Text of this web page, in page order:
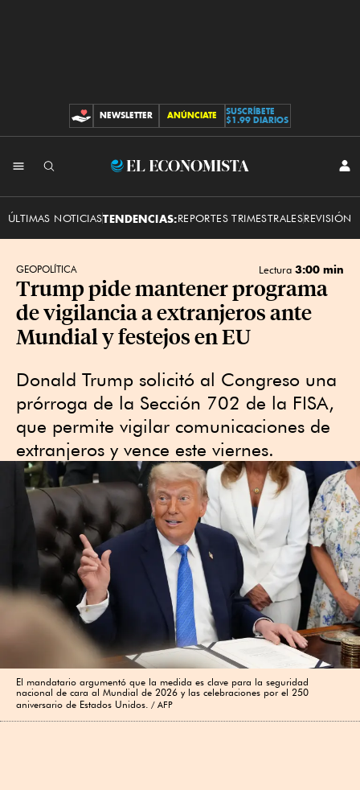
CONTRIBUCIONES
NEWSLETTER ANÚNCIATE
SUSCRÍBETE
$1.99 DIARIOS
El
ÚLTIMAS NOTICIASTENDENCIAS:REPORTES TRIMESTRALESREVISIÓN
GEOPOLÍTICA Lectura 3:00 min
Trump pide mantener programa
de vigilancia a extranjeros ante
Mundial y festejos en EU
Donald Trump solicitó al Congreso una
prórroga de la Sección 702 de la FISA,
que permite vigilar comunicaciones de
extranjeros y vence este viernes.
El mandatario argumentó que la medida es clave para la seguridad
nacional de cara al Mundial de 2026 y las celebraciones por el 250
aniversario de Estados Unidos.
AFP